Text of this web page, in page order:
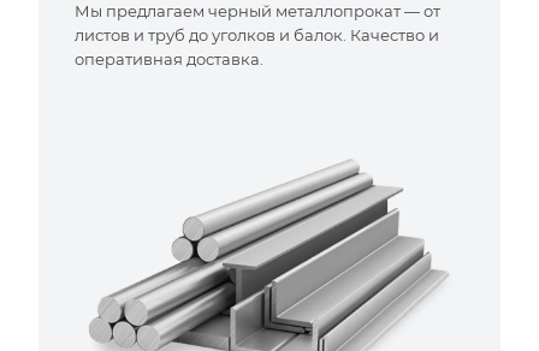
Мы предлагаем черный металлопрокат — от
листов и труб до уголков и балок. Качество и
оперативная доставка.